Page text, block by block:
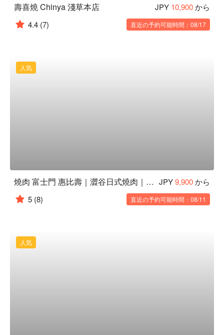
壽喜燒 Chinya 淺草本店 JPY 10,900から
4.4 (7) 直近の予約可能時間：08/17
人気
燒肉 富士門 惠比壽｜澀谷日式燒肉｜全包廂餐廳推薦 JPY9,900から
5 (8) 直近の予約可能時間：08/11
人気